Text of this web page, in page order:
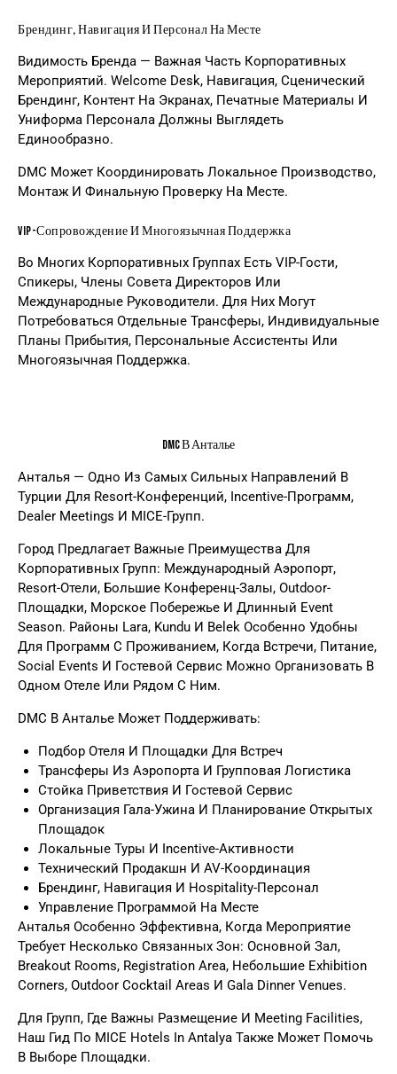
Брендинг, Навигация И Персонал На Месте
Видимость Бренда — Важная Часть Корпоративных
Мероприятий. Welcome Desk, Навигация, Сценический
Брендинг, Контент На Экранах, Печатные Материалы И
Униформа Персонала Должны Выглядеть
Единообразно.
DMC Может Координировать Локальное Производство,
Монтаж И Финальную Проверку На Месте.
VIP-Сопровождение И Многоязычная Поддержка
Во Многих Корпоративных Группах Есть VIP-Гости,
Спикеры, Члены Совета Директоров Или
Международные Руководители. Для Них Могут
Потребоваться Отдельные Трансферы, Индивидуальные
Планы Прибытия, Персональные Ассистенты Или
Многоязычная Поддержка.
DMC В Анталье
Анталья — Одно Из Самых Сильных Направлений В
Турции Для Resort-Конференций, Incentive-Программ,
Dealer Meetings И MICE-Групп.
Город Предлагает Важные Преимущества Для
Корпоративных Групп: Международный Аэропорт,
Resort-Отели, Большие Конференц-Залы, Outdoor-
Площадки, Морское Побережье И Длинный Event
Season. Районы Lara, Kundu И Belek Особенно Удобны
Для Программ С Проживанием, Когда Встречи, Питание,
Social Events И Гостевой Сервис Можно Организовать В
Одном Отеле Или Рядом С Ним.
DMC В Анталье Может Поддерживать:
Подбор Отеля И Площадки Для Встреч
Трансферы Из Аэропорта И Групповая Логистика
Стойка Приветствия И Гостевой Сервис
Организация Гала-Ужина И Планирование Открытых
Площадок
Локальные Туры И Incentive-Активности
Технический Продакшн И AV-Координация
Брендинг, Навигация И Hospitality-Персонал
Управление Программой На Месте
Анталья Особенно Эффективна, Когда Мероприятие
Требует Несколько Связанных Зон: Основной Зал,
Breakout Rooms, Registration Area, Небольшие Exhibition
Corners, Outdoor Cocktail Areas И Gala Dinner Venues.
Для Групп, Где Важны Размещение И Meeting Facilities,
Наш Гид По MICE Hotels In Antalya Также Может Помочь
В Выборе Площадки.